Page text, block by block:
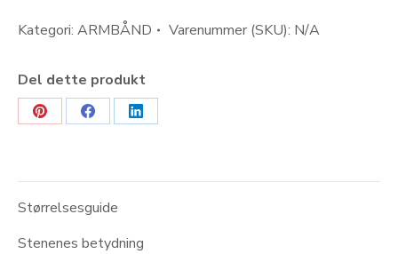
antal
Kategori: ARMBÅND Varenummer (SKU): N/A
Del dette produkt
Share
Pinterest
Share
Facebook
Share
LinkedIn
Størrelsesguide
Stenenes betydning